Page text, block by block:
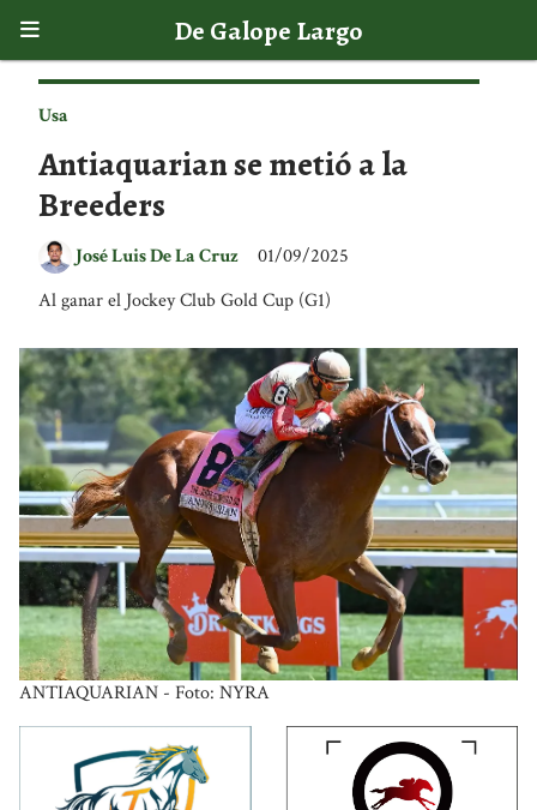
De Galope Largo
Antiaquarian se metió a la
Breeders
Al ganar el Jockey Club Gold Cup (G1)
Usa
01/09/2025
José Luis De La Cruz
ANTIAQUARIAN - Foto: NYRA